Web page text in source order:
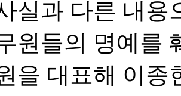
실과 다른 내용
원들의 명예를
을 대표해 이